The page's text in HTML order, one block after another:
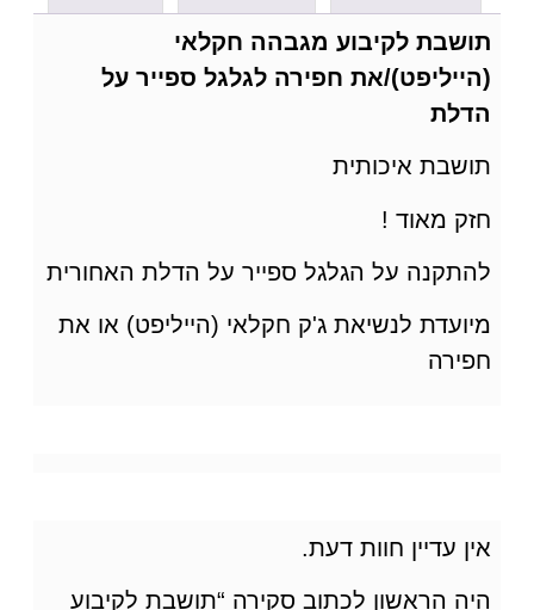
תושבת לקיבוע מגבהה חקלאי
(הייליפט)/את חפירה לגלגל ספייר על
הדלת
תושבת איכותית
חזק מאוד !
להתקנה על הגלגל ספייר על הדלת האחורית
מיועדת לנשיאת ג'ק חקלאי (הייליפט) או את
חפירה
אין עדיין חוות דעת.
היה הראשון לכתוב סקירה “תושבת לקיבוע